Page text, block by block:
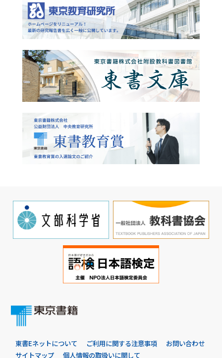
東書Eネットについて ご利用に関する注意事項
お問い合わせ
サイトマップ
個人情報の取扱いに関して